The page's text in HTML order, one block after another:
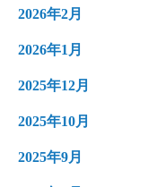
2026年2月
2026年1月
2025年12月
2025年10月
2025年9月